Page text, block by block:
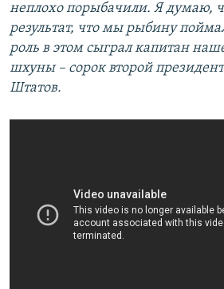
неплохо порыбачили. Я думаю,
результат, что мы рыбину
роль в этом сыграл капитан
шхуны – сорок второй
Штатов.